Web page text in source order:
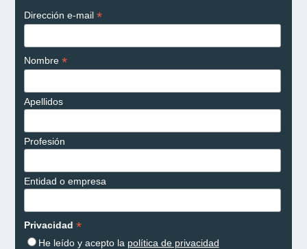
Dirección e-mail *
Nombre *
Apellidos
Profesión
Entidad o empresa
Privacidad *
He leído y acepto la política de privacidad